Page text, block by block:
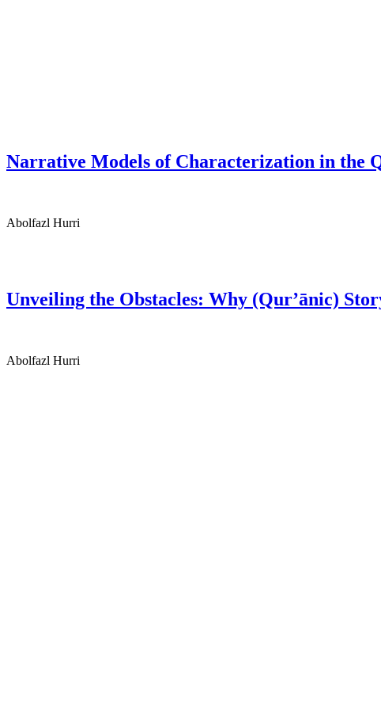
Narrative Models of Characterization in the
Abolfazl Hurri
Unveiling the Obstacles: Why (Qur’ānic)
Abolfazl Hurri